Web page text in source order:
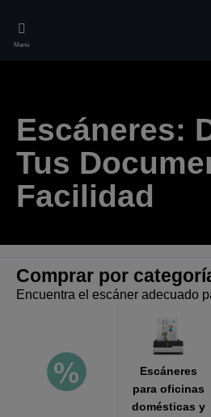
main
Menú
Escáneres:
Tus
Facilidad
Comprar por
Encuentra el escáner adecuado
Escáneres
para oficinas
domésticas y